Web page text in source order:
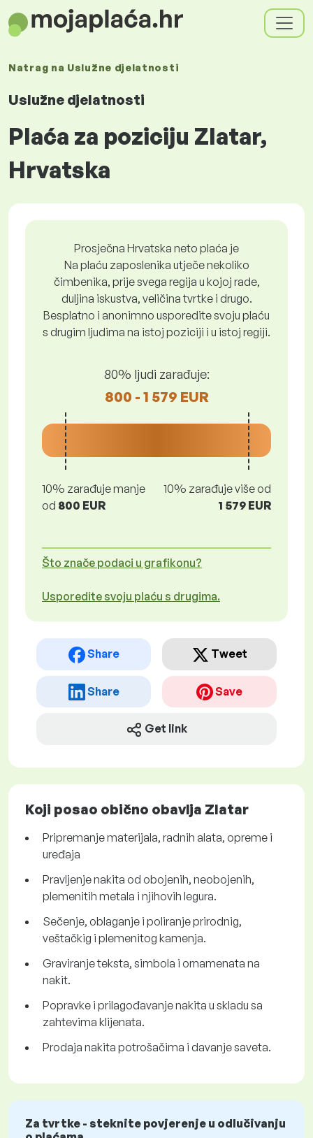
Natrag na Uslužne djelatnosti
Uslužne djelatnosti
Plaća za poziciju Zlatar,
Hrvatska
Prosječna Hrvatska neto plaća je
Na plaću zaposlenika utječe nekoliko
čimbenika, prije svega regija u kojoj rade,
duljina iskustva, veličina tvrtke i drugo.
Besplatno i anonimno usporedite svoju plaću
s drugim ljudima na istoj poziciji i u istoj regiji.
80% ljudi zarađuje:
800 - 1 579 EUR
10% zarađuje manje
od 800 EUR
10% zarađuje više od
1 579 EUR
Što znače podaci u grafikonu?
Usporedite svoju plaću s drugima.
Share Tweet
Share Save
Get link
Koji posao obično obavlja Zlatar
Pripremanje materijala, radnih alata, opreme i
uređaja
Pravljenje nakita od obojenih, neobojenih,
plemenitih metala i njihovih legura.
Sečenje, oblaganje i poliranje prirodnig,
veštačkig i plemenitog kamenja.
Graviranje teksta, simbola i ornamenata na
nakit.
Popravke i prilagođavanje nakita u skladu sa
zahtevima klijenata.
Prodaja nakita potrošačima i davanje saveta.
Za tvrtke - steknite povjerenje u odlučivanju